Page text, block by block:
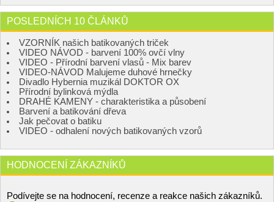
POSLEDNÍCH 10 ČLÁNKŮ
VZORNÍK našich batikovaných triček
VIDEO NÁVOD - barvení 100% ovčí vlny
VIDEO - Přírodní barvení vlasů - Mix barev
VIDEO-NÁVOD Malujeme duhové hrnečky
Divadlo Hybernia muzikál DOKTOR OX
Přírodní bylinková mýdla
DRAHÉ KAMENY - charakteristika a působení
Barvení a batikování dřeva
Jak pečovat o batiku
VIDEO - odhalení nových batikovaných vzorů
HODNOCENÍ ZÁKAZNÍKŮ
Podívejte se na hodnocení, recenze a reakce našich zákazníků.